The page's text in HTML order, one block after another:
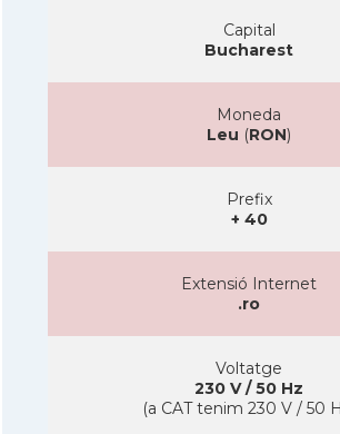
Capital
Bucharest
Moneda
Leu (RON)
Prefix
+ 40
Extensió Internet
.ro
Voltatge
230 V / 50 Hz
(a CAT tenim 230 V / 50